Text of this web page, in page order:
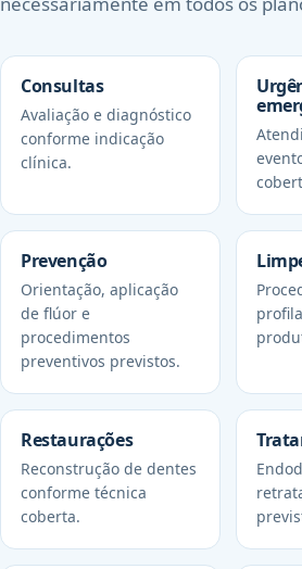
Consultas
Avaliação e diagnóstico
conforme indicação
clínica.
Prevenção
Orientação, aplicação
de flúor e
procedimentos
preventivos previstos.
Restaurações
Reconstrução de dentes
conforme técnica
coberta.